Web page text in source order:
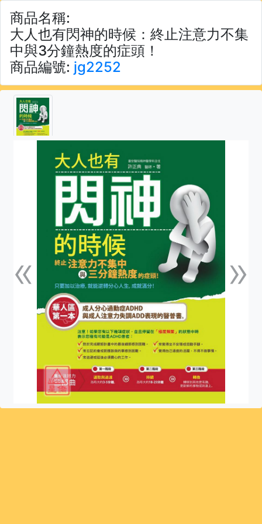
商品名稱:
大人也有閃神的時候：終止注意力不集
中與3分鐘熱度的症頭！
商品編號: jg2252
«上一張 »下一